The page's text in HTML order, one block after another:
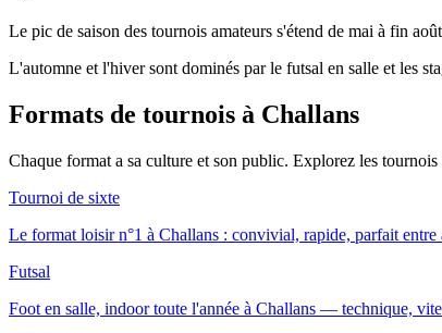
Le pic de saison des tournois amateurs s'étend de mai à fin
L'automne et l'hiver sont dominés par le futsal en salle et les
Formats de tournois à Challans
Chaque format a sa culture et son public. Explorez les
Tournoi de sixte
Le format loisir n°1 à Challans : convivial, rapide, parfait entre
Futsal
Foot en salle, indoor toute l'année à Challans — technique,